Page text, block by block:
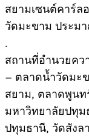
สยามเซนต์คาร์ล
วัดมะขาม ประม
.
สถานที่อำนวยคว
– ตลาดน้ำวัดมะ
สยาม, ตลาดพูนท
มหาวิทยาลัยปทุม
ปทุมธานี, วัดสังล